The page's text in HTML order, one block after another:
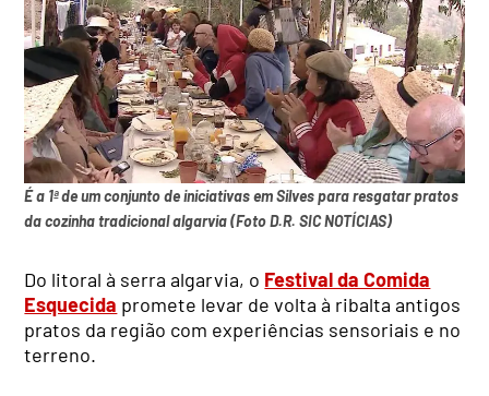
É a 1ª de um conjunto de iniciativas em Silves para resgatar pratos
da cozinha tradicional algarvia (Foto D.R. SIC NOTÍCIAS)
Do litoral à serra algarvia, o Festival da Comida
Esquecida promete levar de volta à ribalta antigos
pratos da região com experiências sensoriais e no
terreno.